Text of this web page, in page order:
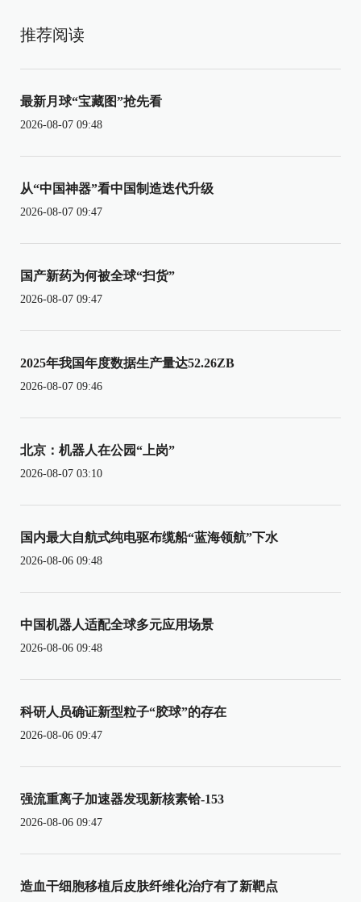
推荐阅读
最新月球“宝藏图”抢先看
2026-08-07 09:48
从“中国神器”看中国制造迭代升级
2026-08-07 09:47
国产新药为何被全球“扫货”
2026-08-07 09:47
2025年我国年度数据生产量达52.26ZB
2026-08-07 09:46
北京：机器人在公园“上岗”
2026-08-07 03:10
国内最大自航式纯电驱布缆船“蓝海领航”下水
2026-08-06 09:48
中国机器人适配全球多元应用场景
2026-08-06 09:48
科研人员确证新型粒子“胶球”的存在
2026-08-06 09:47
强流重离子加速器发现新核素铪-153
2026-08-06 09:47
造血干细胞移植后皮肤纤维化治疗有了新靶点